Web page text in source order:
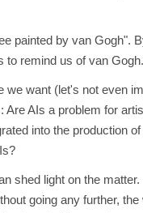
painted by van Gogh".
to remind us of van Gogh.
want (let's not even
AIs a problem for
into the production
shed light on the
going any further,